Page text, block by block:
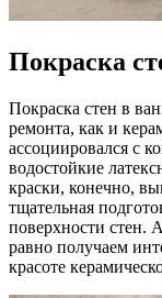
Покраска
Покраска стен в
ремонта, как и
ассоциировался с
водостойкие
краски, конечно,
тщательная
поверхности стен.
равно получаем
красоте